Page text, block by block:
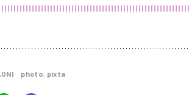
photo: pixta